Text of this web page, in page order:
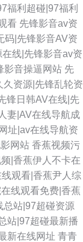
福利超碰|97福利
看 先锋影音av资
码|先锋影音AV资
线|先锋影音av资
影音操逼网站 先
资源|先锋乱轮资
锋日韩AV在线|先
妻|AV在线导航成
址|av在线导航资
网站 香蕉视频污
|香蕉伊人不卡在
观看|香蕉尹人综
线观看免费|香蕉
总站|97超碰资源
站|97超碰最新播
新在线网址 青青